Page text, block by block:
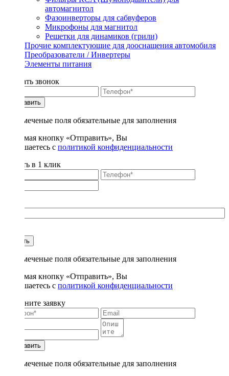
автомагнитол
Фазоинверторы для сабвуферов
Микрофоны для магнитол
Решетки для динамиков (грили)
Прочие комплектующие для дооснащения автомобиля
Преобразователи / Инвертеры
Элементы питания
Заказать звонок
Отправить
* - отмеченые поля обязательные для заполнения
Нажимая кнопку «Отправить», Вы
соглашаетесь с политикой конфиденциальности
Купить в 1 клик
Купить
* - отмеченые поля обязательные для заполнения
Нажимая кнопку «Отправить», Вы
соглашаетесь с политикой конфиденциальности
Заполните заявку
Отправить
* - отмеченые поля обязательные для заполнения